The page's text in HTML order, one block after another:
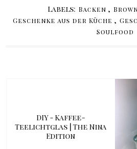
Labels: Backen ,
Geschenke aus der Küche ,
Soulfood
DIY - Kaffee-
Teelichtglas | The Nina
Edition